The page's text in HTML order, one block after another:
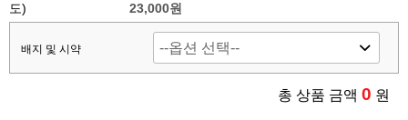
도)
23,000원
배지 및 시약
총 상품 금액 0 원